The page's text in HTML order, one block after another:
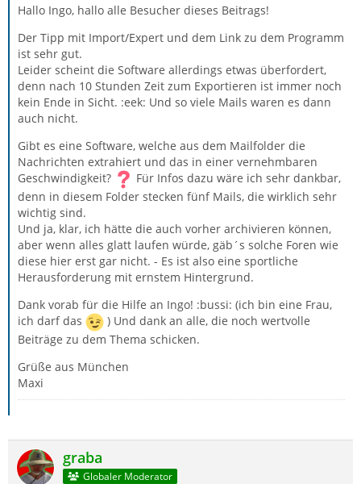
Hallo Ingo, hallo alle Besucher dieses Beitrags!
Der Tipp mit Import/Expert und dem Link zu dem Programm
ist sehr gut.
Leider scheint die Software allerdings etwas überfordert,
denn nach 10 Stunden Zeit zum Exportieren ist immer noch
kein Ende in Sicht. :eek: Und so viele Mails waren es dann
auch nicht.
Gibt es eine Software, welche aus dem Mailfolder die
Nachrichten extrahiert und das in einer vernehmbaren
Geschwindigkeit?
Für Infos dazu wäre ich sehr dankbar,
denn in diesem Folder stecken fünf Mails, die wirklich sehr
wichtig sind.
Und ja, klar, ich hätte die auch vorher archivieren können,
aber wenn alles glatt laufen würde, gäb´s solche Foren wie
diese hier erst gar nicht. - Es ist also eine sportliche
Herausforderung mit ernstem Hintergrund.
Dank vorab für die Hilfe an Ingo! :bussi: (ich bin eine Frau,
ich darf das
) Und dank an alle, die noch wertvolle
Beiträge zu dem Thema schicken.
Grüße aus München
Maxi
graba
Globaler Moderator